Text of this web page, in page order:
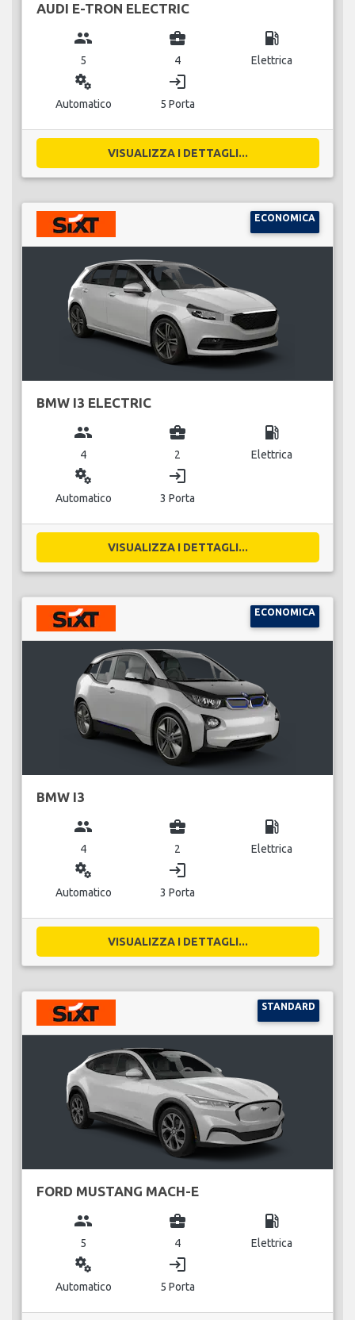
AUDI E-TRON ELECTRIC
group
5
business_center
4
local_gas_station
Elettrica
miscellaneous_services
Automatico
login
5 Porta
VISUALIZZA I DETTAGLI...
ECONOMICA
BMW I3 ELECTRIC
group
4
business_center
2
local_gas_station
Elettrica
miscellaneous_services
Automatico
login
3 Porta
VISUALIZZA I DETTAGLI...
ECONOMICA
BMW I3
group
4
business_center
2
local_gas_station
Elettrica
miscellaneous_services
Automatico
login
3 Porta
VISUALIZZA I DETTAGLI...
STANDARD
FORD MUSTANG MACH-E
group
5
business_center
4
local_gas_station
Elettrica
miscellaneous_services
Automatico
login
5 Porta